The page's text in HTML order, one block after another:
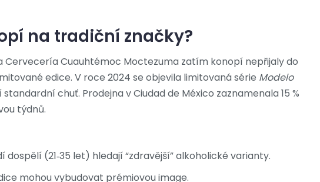
na tradiční značky?
Cervecería Cuauhtémoc Moctezuma zatím konopí nepřijaly do
edice. V roce 2024 se objevila limitovaná série Modelo
standardní chuť. Prodejna v Ciudad de México zaznamenala 15 %
týdnů.
dospělí (21‑35 let) hledají “zdravější” alkoholické varianty.
mohou vybudovat prémiovou image.